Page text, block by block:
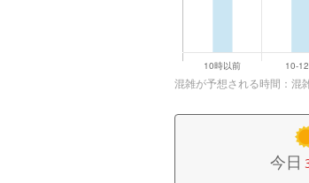
混雑が予想される時間：混
今日